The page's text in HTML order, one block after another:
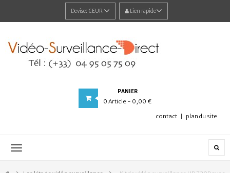
Devise: €EUR Lien rapide
PANIER
0 Article - 0,00 €
contact plan du site
Navigation